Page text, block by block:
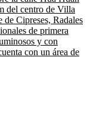
del centro de Villa
Cipreses, Radales
de primera
y con
con un área de